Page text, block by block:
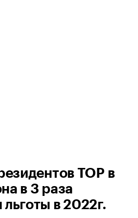
ТОР в
в 3 раза
в 2022г.